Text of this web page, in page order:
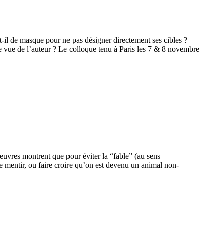
de masque pour ne pas désigner directement ses cibles ?
de l’auteur ? Le colloque tenu à Paris les 7 & 8 novembre
montrent que pour éviter la “fable” (au sens
mentir, ou faire croire qu’on est devenu un animal non-